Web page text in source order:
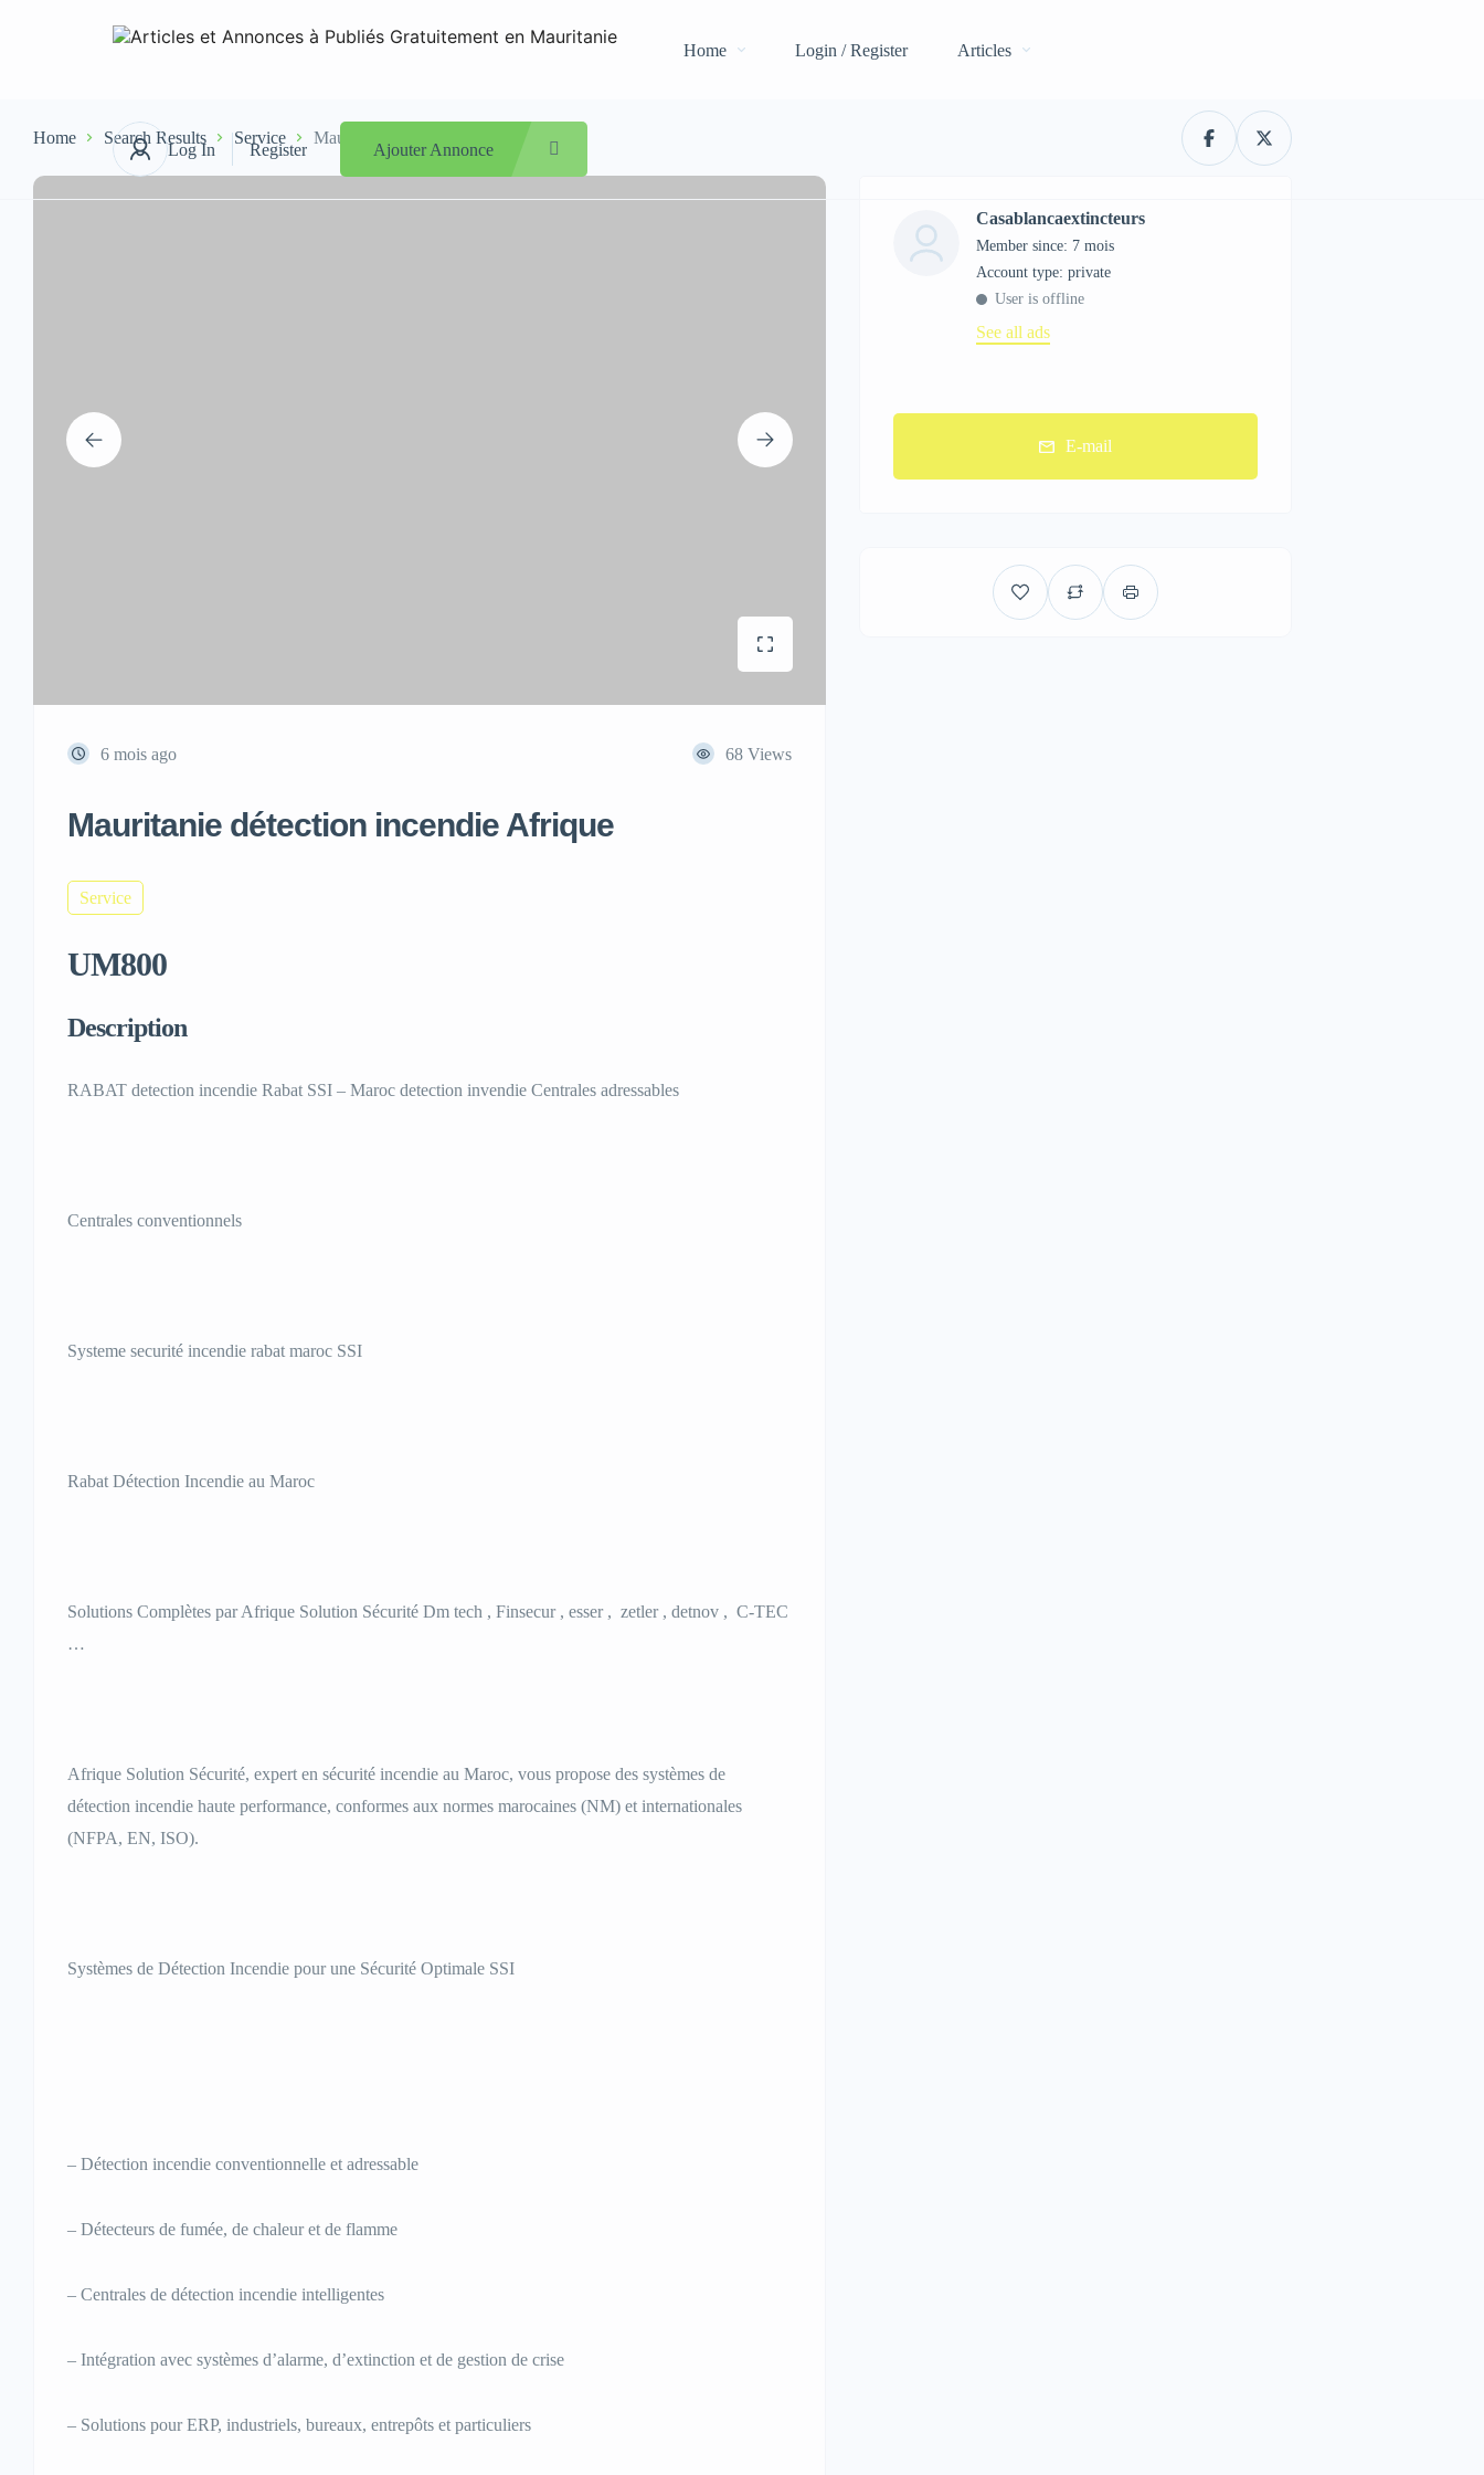
Home Login / Register Articles
Log In Register Ajouter Annonce
Home Search Results Service Mauritanie détection incendie Afrique
6 mois ago 68 Views
Mauritanie détection incendie Afrique
Service
UM800
Description
RABAT detection incendie Rabat SSI – Maroc detection invendie Centrales adressables
Centrales conventionnels
Systeme securité incendie rabat maroc SSI
Rabat Détection Incendie au Maroc
Solutions Complètes par Afrique Solution Sécurité Dm tech , Finsecur , esser , zetler , detnov , C-TEC
…
Afrique Solution Sécurité, expert en sécurité incendie au Maroc, vous propose des systèmes de
détection incendie haute performance, conformes aux normes marocaines (NM) et internationales
(NFPA, EN, ISO).
Systèmes de Détection Incendie pour une Sécurité Optimale SSI
– Détection incendie conventionnelle et adressable
– Détecteurs de fumée, de chaleur et de flamme
– Centrales de détection incendie intelligentes
– Intégration avec systèmes d’alarme, d’extinction et de gestion de crise
– Solutions pour ERP, industriels, bureaux, entrepôts et particuliers
Casablancaextincteurs
Member since: 7 mois
account type: private
User is offline
See all ads
E-mail